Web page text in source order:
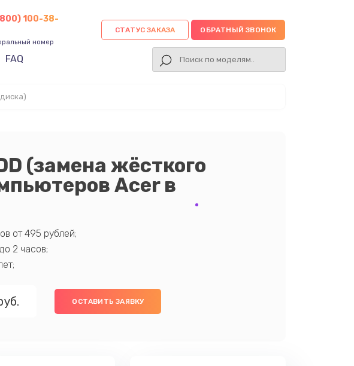
100-38-
номер
СТАТУС ЗАКАЗА ОБРАТНЫЙ ЗВОНОК
FAQ
(замена жёсткого
Acer в
от 495 рублей;
2 часов;
ОСТАВИТЬ ЗАЯВКУ